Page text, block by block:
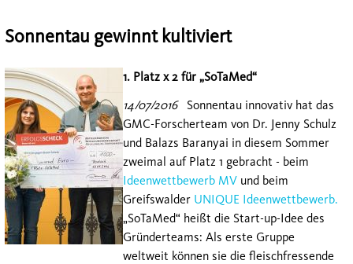
Sonnentau gewinnt kultiviert
1. Platz x 2 für „SoTaMed“
14/07/2016Sonnentau innovativ hat das
GMC-Forscherteam von Dr. Jenny Schulz
und Balazs Baranyai in diesem Sommer
zweimal auf Platz 1 gebracht - beim
Ideenwettbewerb MV und beim
Greifswalder UNIQUE Ideenwettbewerb.
„SoTaMed“ heißt die Start-up-Idee des
Gründerteams: Als erste Gruppe
weltweit können sie die fleischfressende